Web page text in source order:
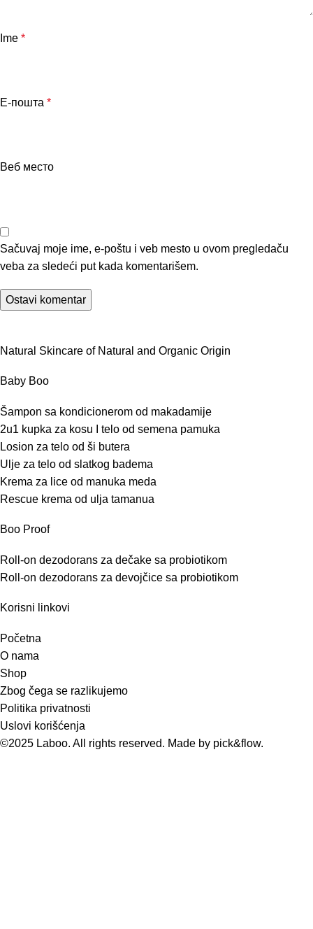
Ime *
Е-пошта *
Веб место
Sačuvaj moje ime, e-poštu i veb mesto u ovom pregledaču
veba za sledeći put kada komentarišem.
Natural Skincare of Natural and Organic Origin
Baby Boo
Šampon sa kondicionerom od makadamije
2u1 kupka za kosu I telo od semena pamuka
Losion za telo od ši butera
Ulje za telo od slatkog badema
Krema za lice od manuka meda
Rescue krema od ulja tamanua
Boo Proof
Roll-on dezodorans za dečake sa probiotikom
Roll-on dezodorans za devojčice sa probiotikom
Korisni linkovi
Početna
O nama
Shop
Zbog čega se razlikujemo
Politika privatnosti
Uslovi korišćenja
©2025 Laboo. All rights reserved. Made by pick&flow.